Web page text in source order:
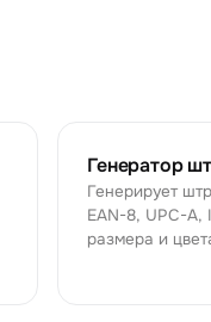
Генератор
Генерирует
EAN-8, UPC-A,
размера и